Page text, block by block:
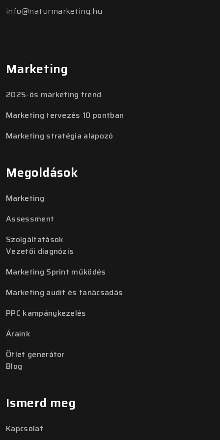
info@naturmarketing.hu
Marketing
2025-ös marketing trend
Marketing tervezés 10 pontban
Marketing stratégia alapozó
Megoldások
Marketing
Assessment
Szolgáltatások
Vezetői diagnózis
Marketing Sprint működés
Marketing audit és tanácsadás
PPC kampánykezelés
Áraink
Ötlet generátor
Blog
Ismerd meg
Kapcsolat